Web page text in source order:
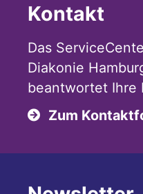
Kontakt
Das
Diakonie
beantwortet Ihre
Zum